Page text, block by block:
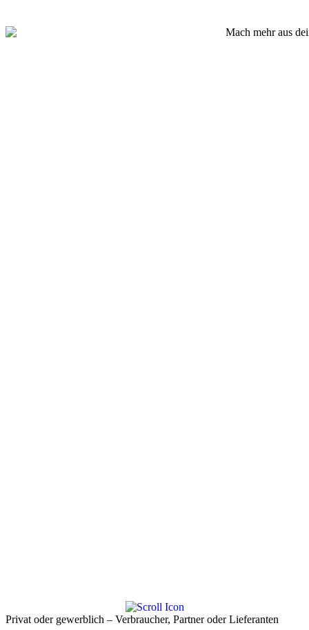
Privat oder gewerblich – Verbraucher, Partner oder Lieferanten